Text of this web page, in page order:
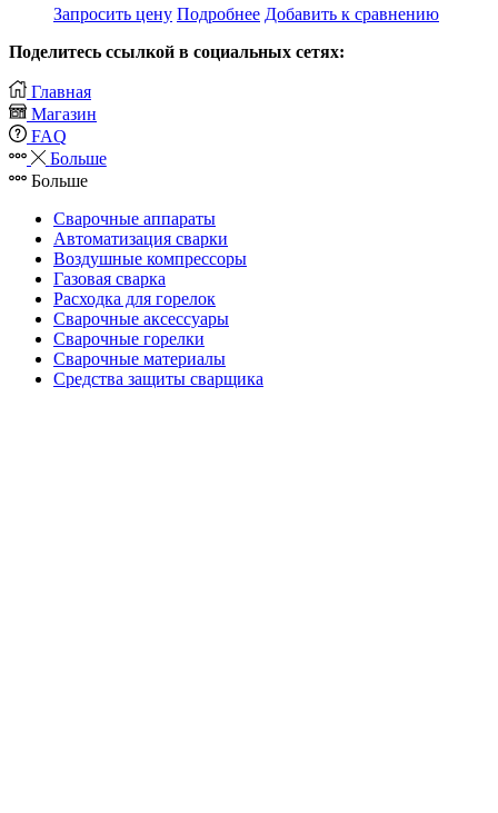
Запросить цену Подробнее Добавить к сравнению
Поделитесь ссылкой в социальных сетях:
Главная
Магазин
FAQ
Больше
Больше
Сварочные аппараты
Автоматизация сварки
Воздушные компрессоры
Газовая сварка
Расходка для горелок
Сварочные аксессуары
Сварочные горелки
Сварочные материалы
Средства защиты сварщика